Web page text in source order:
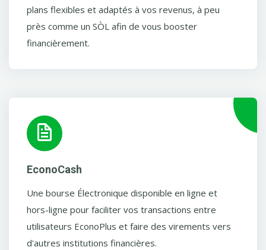
plans flexibles et adaptés à vos revenus, à peu
près comme un SÒL afin de vous booster
financièrement.
EconoCash
Une bourse Électronique disponible en ligne et
hors-ligne pour faciliter vos transactions entre
utilisateurs EconoPlus et faire des virements vers
d'autres institutions financières.